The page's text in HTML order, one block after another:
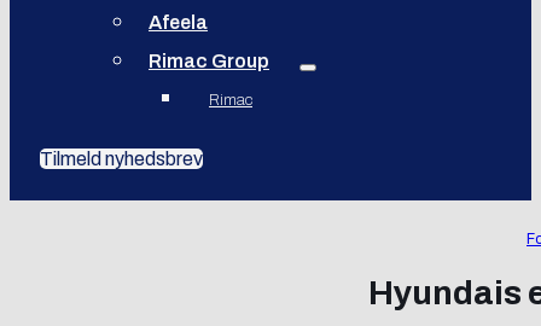
Afeela
Rimac Group
Rimac
Tilmeld nyhedsbrev
Hyundais